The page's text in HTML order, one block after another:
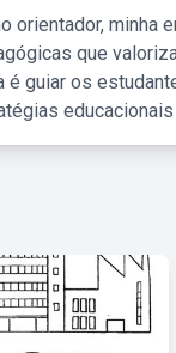
orientador, minha
que
é guiar os